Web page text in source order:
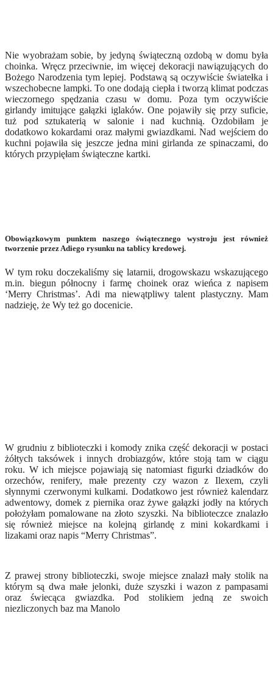
Nie wyobrażam sobie, by jedyną świąteczną ozdobą w domu była
choinka. Wręcz przeciwnie, im więcej dekoracji nawiązujących do
Bożego Narodzenia tym lepiej. Podstawą są oczywiście światełka i
wszechobecne lampki. To one dodają ciepła i tworzą klimat podczas
wieczornego spędzania czasu w domu. Poza tym oczywiście
girlandy imitujące gałązki iglaków. One pojawiły się przy suficie,
tuż pod sztukaterią w salonie i nad kuchnią. Ozdobiłam je
dodatkowo kokardami oraz małymi gwiazdkami. Nad wejściem do
kuchni pojawiła się jeszcze jedna mini girlanda ze spinaczami, do
których przypięłam świąteczne kartki.
Obowiązkowym punktem naszego świątecznego wystroju jest również
tworzenie przez Adiego rysunku na tablicy kredowej.
W tym roku doczekaliśmy się latarnii, drogowskazu wskazującego
m.in. biegun północny i farmę choinek oraz wieńca z napisem
‘Merry Christmas’. Adi ma niewątpliwy talent plastyczny. Mam
nadzieję, że Wy też go docenicie.
W grudniu z biblioteczki i komody znika część dekoracji w postaci
żółtych taksówek i innych drobiazgów, które stoją tam w ciągu
roku. W ich miejsce pojawiają się natomiast figurki dziadków do
orzechów, renifery, małe prezenty czy wazon z Ilexem, czyli
słynnymi czerwonymi kulkami. Dodatkowo jest również kalendarz
adwentowy, domek z piernika oraz żywe gałązki jodły na których
położyłam pomalowane na złoto szyszki. Na biblioteczce znalazło
się również miejsce na kolejną girlandę z mini kokardkami i
lizakami oraz napis “Merry Christmas”.
Z prawej strony biblioteczki, swoje miejsce znalazł mały stolik na
którym są dwa małe jelonki, duże szyszki i wazon z pampasami
oraz świecąca gwiazdka. Pod stolikiem jedną ze swoich
niezliczonych baz ma Manolo